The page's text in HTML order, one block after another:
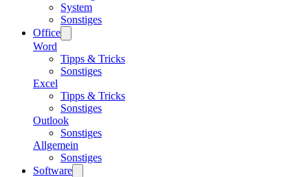
System
Sonstiges
Office
Word
Tipps & Tricks
Sonstiges
Excel
Tipps & Tricks
Sonstiges
Outlook
Sonstiges
Allgemein
Sonstiges
Software